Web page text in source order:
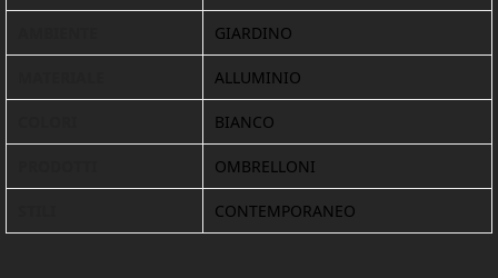
GIARDINO
ALLUMINIO
BIANCO
OMBRELLONI
CONTEMPORANEO